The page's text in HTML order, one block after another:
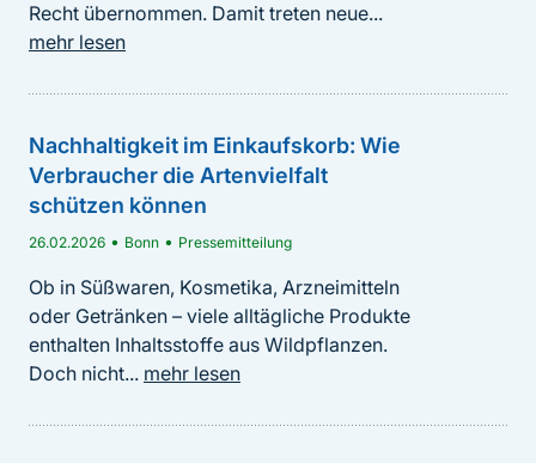
Recht übernommen. Damit treten neue...
mehr lesen
Nachhaltigkeit im Einkaufskorb: Wie
Verbraucher die Artenvielfalt
schützen können
26.02.2026 • Bonn • Pressemitteilung
Ob in Süßwaren, Kosmetika, Arzneimitteln
oder Getränken – viele alltägliche Produkte
enthalten Inhaltsstoffe aus Wildpflanzen.
Doch nicht... mehr lesen
BfN-Schriften 747 - Nachhaltigkeit im globalen
Handel mit Wildpflanzen: Die Rolle
Deutschlands und Handlungsmöglichkeiten
für deutsche Marktteilnehmende
Stephanie von Meibom, Mariya Ukhanova, Katalina Engel und David
Harter
• 2026
Rohstoffe aus wildgesammelten Pflanzen sind
Bestandteil einer Vielzahl alltäglicher Produkte und
mehr lesen